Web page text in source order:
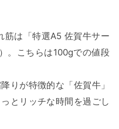
筋は「特選A5 佐賀牛サー
。こちらは100gでの値段
りが特徴的な「佐賀牛」
とリッチな時間を過ごし